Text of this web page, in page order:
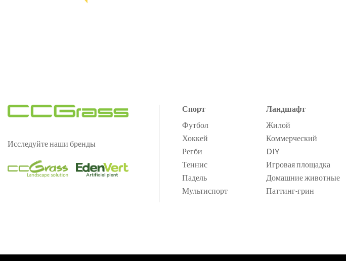
Исследуйте наши бренды
Спорт
Футбол
Хоккей
Регби
Теннис
Падель
Мультиспорт
Ландшафт
Жилой
Коммерческий
DIY
Игровая площадка
Домашние животные
Паттинг-грин